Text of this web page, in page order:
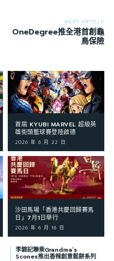
NEXT ARTICLE
OneDegree推全港首創龜
鳥保險
首屆 KYUBI MARVEL 超級英
雄街頭籃球賽登陸啟德
2026 年 6 月 22 日
沙田馬場「香港共慶回歸賽馬
日」7月1日舉行
2026 年 6 月 16 日
李錦記聯乘Grandma’s
Scones推出香辣創意鬆餅系列